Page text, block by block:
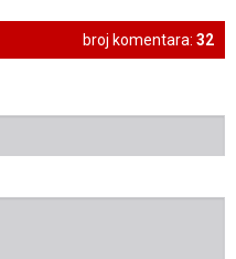
broj komentara: 32